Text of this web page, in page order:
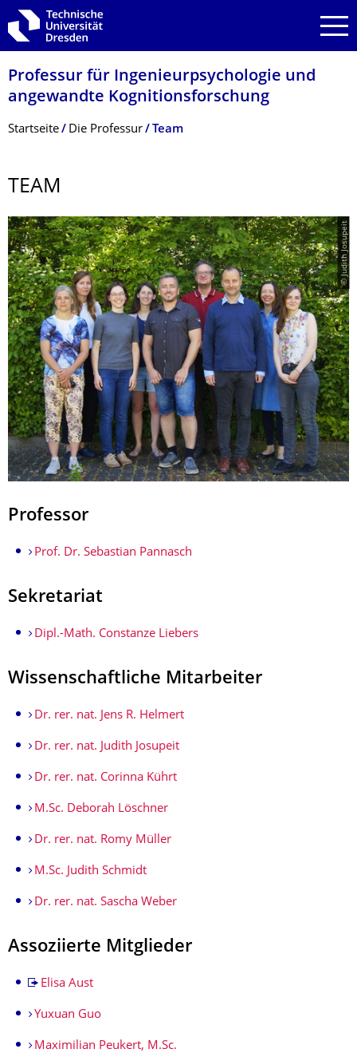
Zur Hauptnavigation springen
Zur Suche springen
Zum Inhalt springen
Professur für Ingenieurpsycholo­gie und
angewandte Kognitionsfor­schung
Breadcrumb-Menü
Startseite Die Professur Team
TEAM
© Judith Josupeit
Professor
Prof. Dr. Sebastian Pannasch
Sekretariat
Dipl.-Math. Constanze Liebers
Wissenschaftliche Mitarbeiter
Dr. rer. nat. Jens R. Helmert
Dr. rer. nat. Judith Josupeit
Dr. rer. nat. Corinna Kührt
M.Sc. Deborah Löschner
Dr. rer. nat. Romy Müller
M.Sc. Judith Schmidt
Dr. rer. nat. Sascha Weber
Assoziierte Mitglieder
Elisa Aust
Yuxuan Guo
Maximilian Peukert, M.Sc.